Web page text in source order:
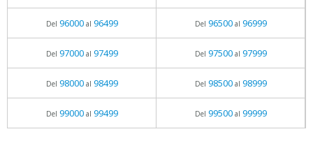
Del 96000al 96499 Del 96500al 96999
Del 97000al 97499 Del 97500al 97999
Del 98000al 98499 Del 98500al 98999
Del 99000al 99499 Del 99500al 99999